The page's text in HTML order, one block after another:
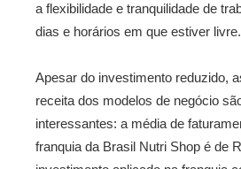
a flexibilidade e tranquilidade de
dias e horários em que estiver livre.
Apesar do investimento reduzido,
receita dos modelos de negócio
interessantes: a média de
franquia da Brasil Nutri Shop é de